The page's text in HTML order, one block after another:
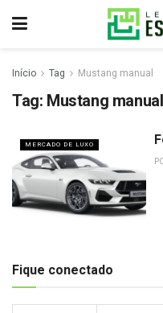
Início Tag Mustang manual
Tag: Mustang manual
MERCADO DE LUXO
Fique conectado